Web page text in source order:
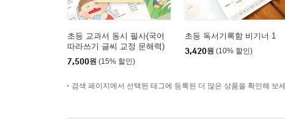
초등 교과서 동시 필사(국어
따라쓰기 글씨 교정 문해력)
7,500원 (15% 할인)
초등 독서기록함 비기너 1
3,420원 (10% 할인)
검색 페이지에서 선택된 태그에 등록된 더 많은 상품을 확인해 보